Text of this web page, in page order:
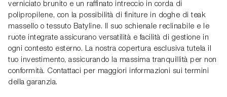
verniciato brunito e un raffinato intreccio in corda di
polipropilene, con la possibilità di finiture in doghe di teak
massello o tessuto Batyline. Il suo schienale reclinabile e le
ruote integrate assicurano versatilità e facilità di gestione in
ogni contesto esterno. La nostra copertura esclusiva tutela il
tuo investimento, assicurando la massima tranquillità per non
conformità. Contattaci per maggiori informazioni sui termini
della garanzia.